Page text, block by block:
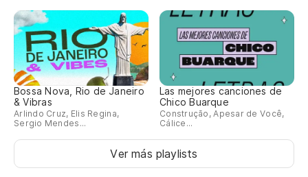
Bossa Nova, Rio de Janeiro
& Vibras
Arlindo Cruz, Elis Regina,
Sergio Mendes...
Las mejores canciones de
Chico Buarque
Construção, Apesar de Você,
Cálice...
Ver más playlists